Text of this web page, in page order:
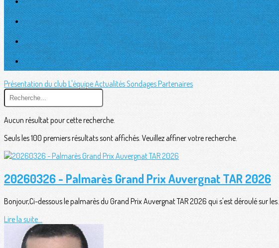
Présentation du club L'équipeActualitésSondagesPartenaires
Aucun résultat pour cette recherche.
Seuls les 100 premiers résultats sont affichés. Veuillez affiner votre recherche.
20260326 - Palmarès Grand Prix Auvergnat TAR 2026
Bonjour,Ci-dessous le palmarès du Grand Prix Auvergnat TAR 2026 qui s'est déroulé sur les...
Lire la suite...